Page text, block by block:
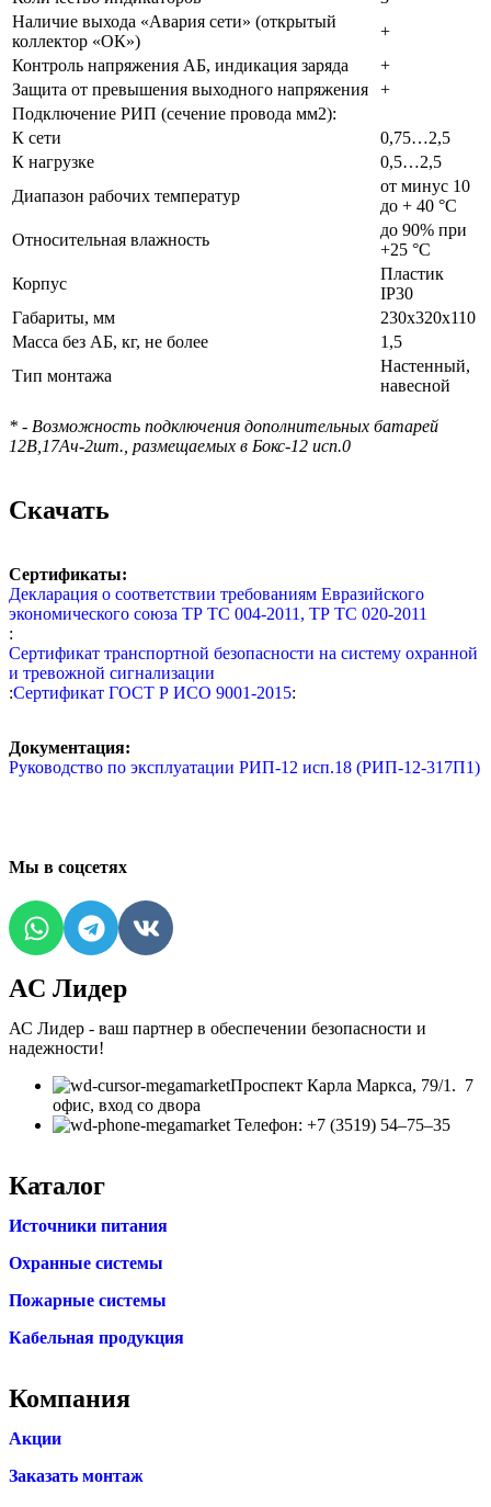
Наличие выхода «Авария сети» (открытый
коллектор «ОК»)
+
Контроль напряжения АБ, индикация заряда
+
Защита от превышения выходного напряжения
+
Подключение РИП (сечение провода мм2):
К сети
0,75…2,5
К нагрузке
0,5…2,5
Диапазон рабочих температур
от минус 10
до + 40 °C
Относительная влажность
до 90% при
+25 °C
Корпус
Пластик
IP30
Габариты, мм
230х320х110
Масса без АБ, кг, не более
1,5
Тип монтажа
Настенный,
навесной
* - Возможность подключения дополнительных батарей
12В,17Ач-2шт., размещаемых в Бокс-12 исп.0
Скачать
Сертификаты:
Декларация о соответствии требованиям Евразийского
экономического союза ТР ТС 004-2011, ТР ТС 020-2011
:
Сертификат транспортной безопасности на систему охранной
и тревожной сигнализации
:Сертификат ГОСТ Р ИСО 9001-2015:
Документация:
Руководство по эксплуатации РИП-12 исп.18 (РИП-12-317П1)
Мы в соцсетях
AC Лидер
АС Лидер - ваш партнер в обеспечении безопасности и
надежности!
​Проспект Карла Маркса, 79/1. 7
офис, вход со двора
Телефон: +7 (3519) 54‒75‒35
Каталог
Источники питания
Охранные системы
Пожарные системы
Кабельная продукция
Компания
Акции
Заказать монтаж